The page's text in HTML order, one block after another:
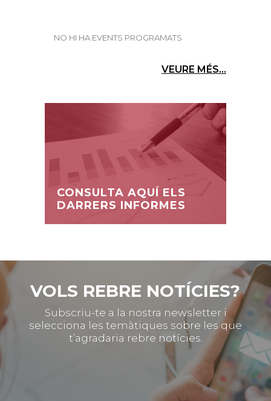
NO HI HA EVENTS PROGRAMATS
VEURE MÉS...
CONSULTA AQUÍ ELS
DARRERS INFORMES
VOLS REBRE NOTÍCIES?
Subscriu-te a la nostra newsletter i
selecciona les temàtiques sobre les que
t’agradaria rebre notícies.